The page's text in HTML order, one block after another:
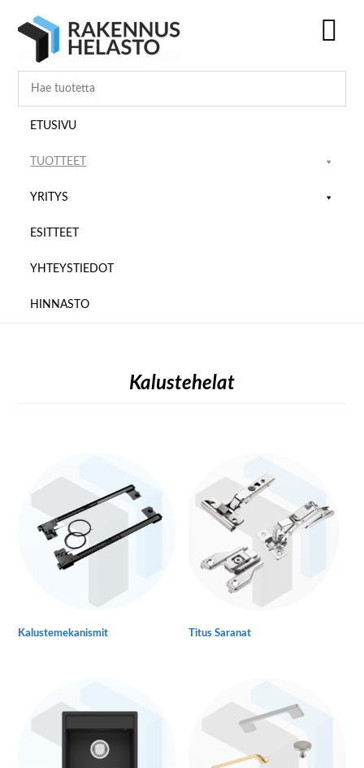
pääsisältöön
ensisijaiseen
alatunnisteeseen
ETUSIVU
TUOTTEET
YRITYS
ESITTEET
YHTEYSTIEDOT
HINNASTO
Kalustehelat
Kalustemekanismit Titus Saranat